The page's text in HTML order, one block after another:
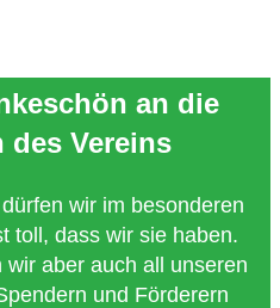
an die
des Vereins
wir im besonderen
toll, dass wir sie haben.
aber auch all unseren
und Förderern